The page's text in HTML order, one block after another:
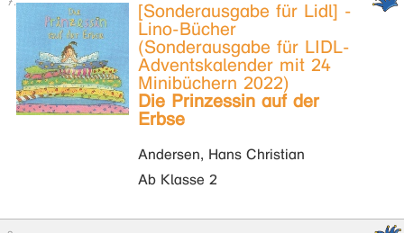
[Sonderausgabe für Lidl] -
Lino-Bücher
(Sonderausgabe für LIDL-
Adventskalender mit 24
Minibüchern 2022)
Die Prinzessin auf der
Erbse
Andersen, Hans Christian
Ab Klasse 2